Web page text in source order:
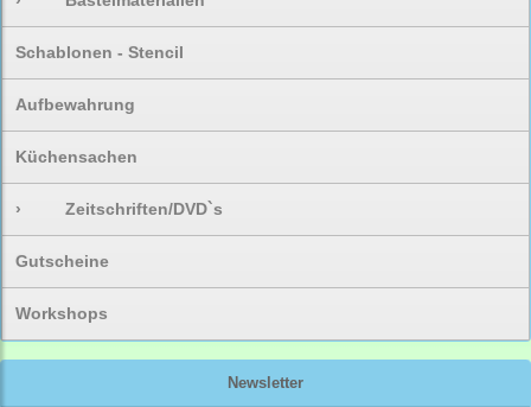
Schablonen - Stencil
Aufbewahrung
Küchensachen
› Zeitschriften/DVD`s
Gutscheine
Workshops
Newsletter